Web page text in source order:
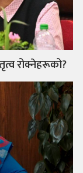
रोक्नेहरूको?